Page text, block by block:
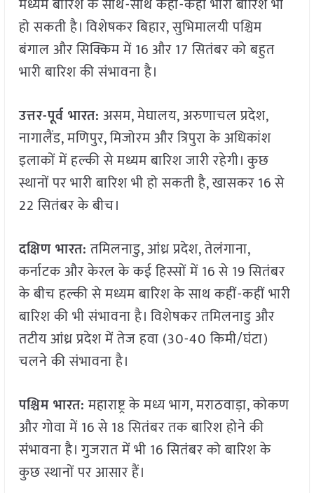
मध्यम बारिश के साथ-साथ कहीं-कहीं भारी बारिश भी
हो सकती है। विशेषकर बिहार, सुभिमालयी पश्चिम
बंगाल और सिक्किम में 16 और 17 सितंबर को बहुत
भारी बारिश की संभावना है।
उत्तर-पूर्व भारत: असम, मेघालय, अरुणाचल प्रदेश,
नागालैंड, मणिपुर, मिजोरम और त्रिपुरा के अधिकांश
इलाकों में हल्की से मध्यम बारिश जारी रहेगी। कुछ
स्थानों पर भारी बारिश भी हो सकती है, खासकर 16 से
22 सितंबर के बीच।
दक्षिण भारत:तमिलनाडु, आंध्र प्रदेश, तेलंगाना,
कर्नाटक और केरल के कई हिस्सों में 16 से 19 सितंबर
के बीच हल्की से मध्यम बारिश के साथ कहीं-कहीं भारी
बारिश की भी संभावना है। विशेषकर तमिलनाडु और
तटीय आंध्र प्रदेश में तेज हवा (30-40 किमी/घंटा)
चलने की संभावना है।
पश्चिम भारत:महाराष्ट्र के मध्य भाग, मराठवाड़ा, कोकण
और गोवा में 16 से 18 सितंबर तक बारिश होने की
संभावना है। गुजरात में भी 16 सितंबर को बारिश के
कुछ स्थानों पर आसार हैं।